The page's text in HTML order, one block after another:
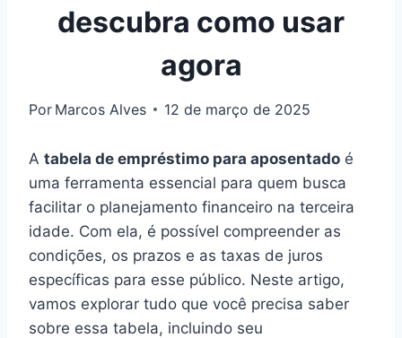
descubra como usar
agora
Por Marcos Alves 12 de março de 2025
A tabela de empréstimo para aposentado é
uma ferramenta essencial para quem busca
facilitar o planejamento financeiro na terceira
idade. Com ela, é possível compreender as
condições, os prazos e as taxas de juros
específicas para esse público. Neste artigo,
vamos explorar tudo que você precisa saber
sobre essa tabela, incluindo seu